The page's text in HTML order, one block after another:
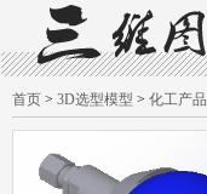
首页 > 3D选型模型 > 化工产品